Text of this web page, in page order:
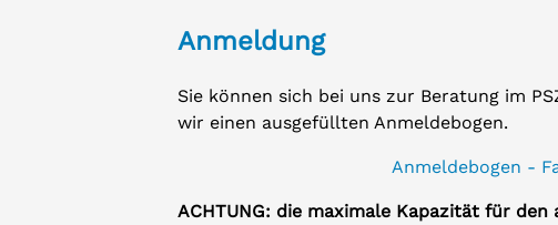
Anmeldung
Sie können sich bei uns zur Beratung im
wir einen ausgefüllten Anmeldebogen.
Anmeldebogen -
ACHTUNG: die maximale Kapazität für